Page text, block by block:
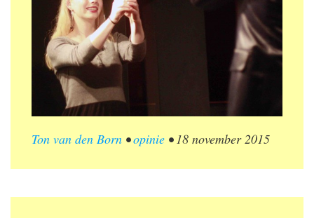
Ton van den Born •opinie • 18 november 2015